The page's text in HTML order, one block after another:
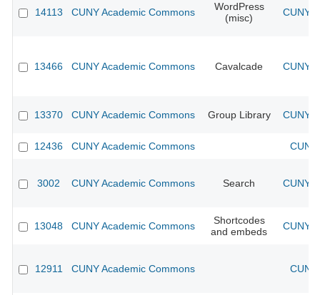
14113 CUNY Academic Commons
WordPress
(misc)
CUNY
13466 CUNY Academic Commons Cavalcade CUNY
13370 CUNY Academic Commons Group Library CUNY
12436 CUNY Academic Commons
3002 CUNY Academic Commons Search CUNY
13048 CUNY Academic Commons
Shortcodes
and embeds
CUNY
12911 CUNY Academic Commons